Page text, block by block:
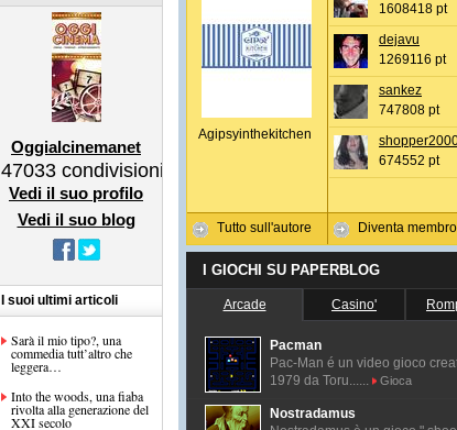
Oggialcinemanet
47033 condivisioni
Vedi il suo profilo
Vedi il suo blog
I suoi ultimi articoli
Sarà il mio tipo?, una
commedia tutt’altro che
leggera…
Into the woods, una fiaba
rivolta alla generazione del
XXI secolo
Agipsyinthekitchen
Tutto sull'autore
1608418 pt
dejavu
1269116 pt
sankez
747808 pt
674552 pt
Diventa membro
I GIOCHI SU PAPERBLOG
Arcade Casino'
Pacman
Pac-Man é un video gioco
1979 da Toru......
Gioca
Nostradamus